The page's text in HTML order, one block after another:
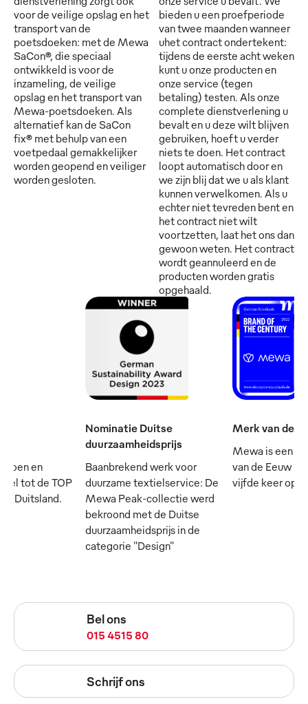
voor de veilige opslag en het
transport van de
poetsdoeken: met de Mewa
SaCon®, die speciaal
ontwikkeld is voor de
inzameling, de veilige
opslag en het transport van
Mewa-poetsdoeken. Als
alternatief kan de SaCon
fix® met behulp van een
voetpedaal gemakkelijker
worden geopend en veiliger
worden gesloten.
bieden u een proefperiode
van twee maanden wanneer
uhet contract ondertekent:
tijdens de eerste acht weken
kunt u onze producten en
onze service (tegen
betaling) testen. Als onze
complete dienstverlening u
bevalt en u deze wilt blijven
gebruiken, hoeft u verder
niets te doen. Het contract
loopt automatisch door en
we zijn blij dat we u als klant
kunnen verwelkomen. Als u
echter niet tevreden bent en
het contract niet wilt
voortzetten, laat het ons dan
gewoon weten. Het contract
wordt geannuleerd en de
producten worden gratis
opgehaald.
en
tot de TOP
in Duitsland.
Nominatie Duitse
duurzaamheidsprijs
Baanbrekend werk voor
duurzame textielservice: De
Mewa Peak-collectie werd
bekroond met de Duitse
duurzaamheidsprijs in de
categorie "Design"
Merk van de
Mewa is een
van de Eeuw -
vijfde keer op
Bel ons
015 4515 80
Schrijf ons